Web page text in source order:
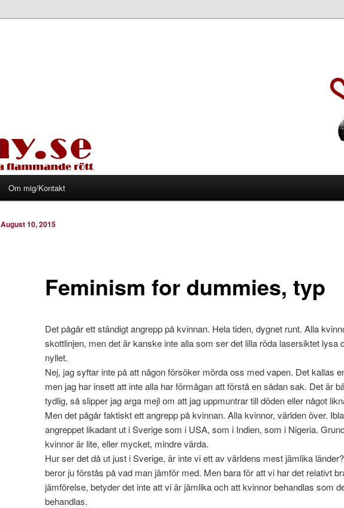
Om mig/Kontakt
Feminism for dummies, typ
August 10, 2015
Det pågår ett ständigt angrepp på kvinnan. Hela tiden, dygnet runt. Alla
skottlinjen, men det är kanske inte alla som ser det lilla röda lasersiktet lysa
nyllet.
Nej, jag syftar inte på att någon försöker mörda oss med vapen. Det kallas
men jag har insett att inte alla har förmågan att förstå en sådan sak. Det är
tydlig, så slipper jag arga mejl om att jag uppmuntrar till döden eller något
Men det pågår faktiskt ett angrepp på kvinnan. Alla kvinnor, världen över.
angreppet likadant ut i Sverige som i USA, som i Indien, som i Nigeria.
kvinnor är lite, eller mycket, mindre värda.
Hur ser det då ut just i Sverige, är inte vi ett av världens mest jämlika
beror ju förstås på vad man jämför med. Men bara för att vi har det relativt
jämförelse, betyder det inte att vi är jämlika och att kvinnor behandlas som
behandlas.